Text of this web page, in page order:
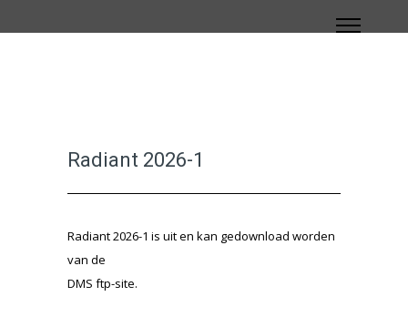
Radiant 2026-1
Radiant 2026-1 is uit en kan gedownload worden
van de
DMS ftp-site.